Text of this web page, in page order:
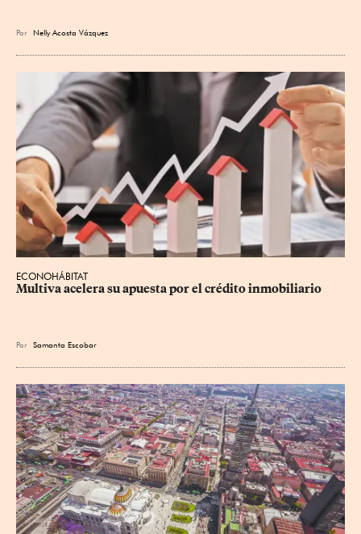
Por Nelly Acosta Vázquez
ECONOHÁBITAT
Multiva acelera su apuesta por el crédito inmobiliario
Por Samanta Escobar